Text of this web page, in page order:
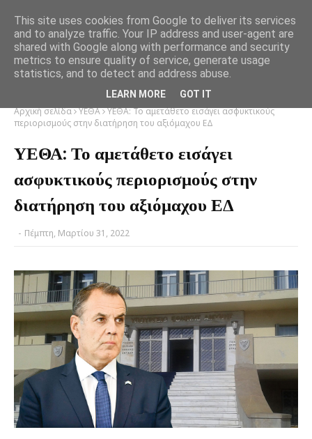
Αρχική σελίδα ΥΕΘΑ ΥΕΘΑ: Το αμετάθετο εισάγει ασφυκτικούς
περιορισμούς στην διατήρηση του αξιόμαχου ΕΔ
ΥΕΘΑ: Το αμετάθετο εισάγει
ασφυκτικούς περιορισμούς στην
διατήρηση του αξιόμαχου ΕΔ
- Πέμπτη, Μαρτίου 31, 2022
This site uses cookies from Google to deliver its services
and to analyze traffic. Your IP address and user-agent are
shared with Google along with performance and security
metrics to ensure quality of service, generate usage
statistics, and to detect and address abuse.
LEARN MORE GOT IT